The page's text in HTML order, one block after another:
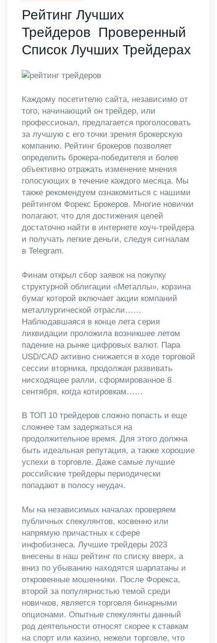
Рейтинг Лучших
Трейдеров ️ Проверенный
Список Лучших Трейдерах
Каждому посетителю сайта, независимо от
того, начинающий он трейдер, или
профессионал, предлагается проголосовать
за лучшую с его точки зрения брокерскую
компанию. Рейтинг брокеров позволяет
определить брокера-победителя и более
объективно отражать изменение мнения
голосующих в течение каждого месяца. Мы
также рекомендуем ознакомиться с нашими
рейтингом Форекс Брокеров. Многие новички
полагают, что для достижения целей
достаточно найти в интернете коуч-трейдера
и получать легкие деньги, следуя сигналам
в Telegram.
Финам открыл сбор заявок на покупку
структурной облигации «Металлы», корзина
бумаг которой включает акции компаний
металлургической отрасли……
Наблюдавшаяся в конце лета серия
ликвидации проложила возникшее летом
падение на рынке цифровых валют. Пара
USD/CAD активно снижается в ходе торговой
сессии вторника, продолжая развивать
нисходящее ралли, сформированное 8
сентября, когда котировкам……
В ТОП 10 трейдеров сложно попасть и еще
сложнее там задержаться на
продолжительное время. Для этого должна
быть идеальная репутация, а также хорошие
успехи в торговле. Даже самые лучшие
российские трейдеры периодически
попадают в полосу неудач.
Мы на независимых началах проверяем
публичных спекулянтов, косвенно или
напрямую причастных к сфере
инфобизнеса. Лучшие трейдеры 2023
внесены в наш рейтинг по списку вверх, а
вниз по убыванию находятся шарлатаны и
откровенные мошенники. После Форекса,
второй за популярностью темой среди
новичков, является торговля бинарными
опционами. Опытные спекулянты данный
род деятельности относят скорее к ставкам
на спорт или казино, нежели торговле, что